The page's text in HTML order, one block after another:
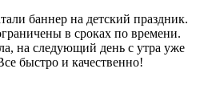
баннер на детский праздник.
в сроках по времени.
на следующий день с утра уже
быстро и качественно!